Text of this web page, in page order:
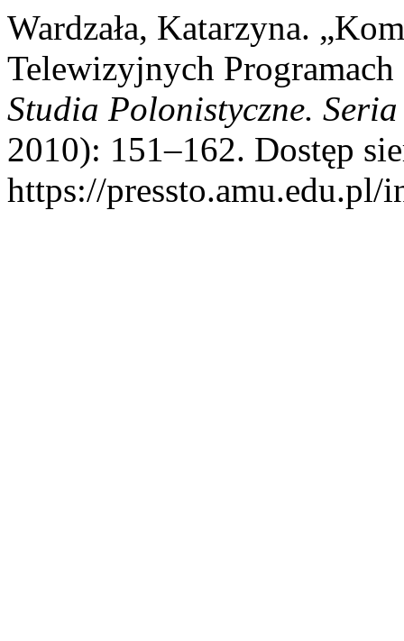
Wardzała, Katarzyna.
Telewizyjnych
Studia Polonistyczne. Seria
2010): 151–162. Dostęp
https://